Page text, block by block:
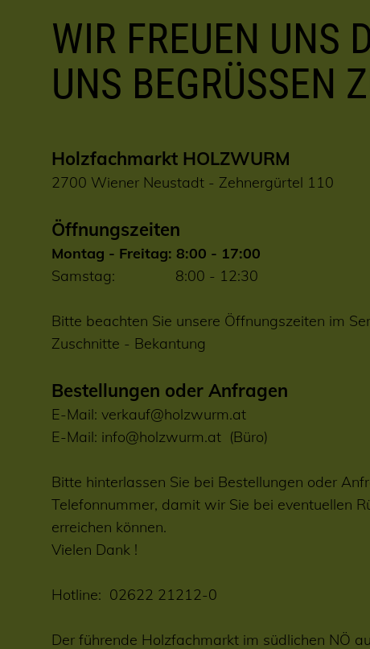
WIR FREUEN UNS
UNS BEGRÜSSEN
Holzfachmarkt HOLZWURM
2700 Wiener Neustadt - Zehnergürtel 110
Öffnungszeiten
Montag - Freitag: 8:00 - 17:00
Samstag: 8:00 - 12:30
Bitte beachten Sie unsere Öffnungszeiten im
Zuschnitte - Bekantung
Bestellungen oder Anfragen
E-Mail: verkauf@holzwurm.at
E-Mail: info@holzwurm.at (Büro)
Bitte hinterlassen Sie bei Bestellungen oder
Telefonnummer, damit wir Sie bei eventuellen
erreichen können.
Vielen Dank !
Hotline: 02622 21212-0
Der führende Holzfachmarkt im südlichen NÖ